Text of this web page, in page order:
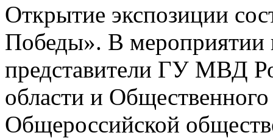
Открытие экспозиции
Победы». В мероприятии
представители ГУ МВД
области и
Общероссийской